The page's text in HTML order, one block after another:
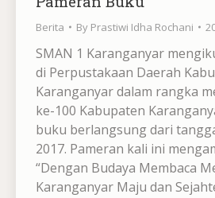
Berita By Prastiwi Idha Rochani
SMAN 1 Karanganyar
di Perpustakaan Daerah
Karanganyar dalam rangka
ke-100 Kabupaten
buku berlangsung dari
2017. Pameran kali ini
“Dengan Budaya Membaca
Karanganyar Maju dan